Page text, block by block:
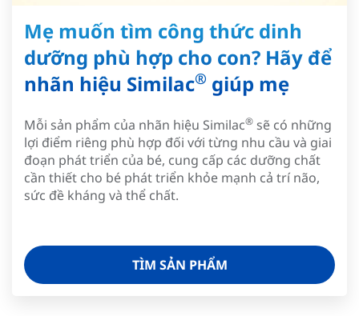
Mẹ muốn tìm công thức dinh
dưỡng phù hợp cho con? Hãy để
nhãn hiệu Similac® giúp mẹ
Mỗi sản phẩm của nhãn hiệu Similac® sẽ có những
lợi điểm riêng phù hợp đối với từng nhu cầu và giai
đoạn phát triển của bé, cung cấp các dưỡng chất
cần thiết cho bé phát triển khỏe mạnh cả trí não,
sức đề kháng và thể chất.
TÌM SẢN PHẨM